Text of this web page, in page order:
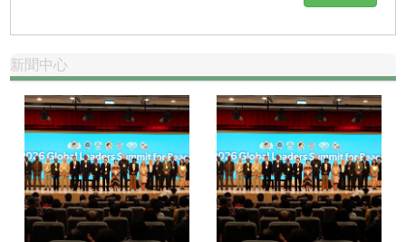
新聞中心